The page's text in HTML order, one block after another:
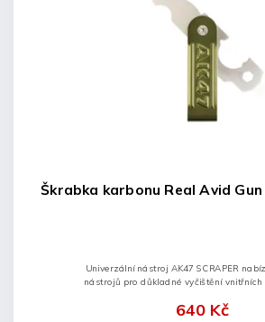
Škrabka karbonu Real Avid
640 Kč
Univerzální nástroj AK47 SCRAPER
nástrojů pro důkladné vyčištění
odolnost a díky...